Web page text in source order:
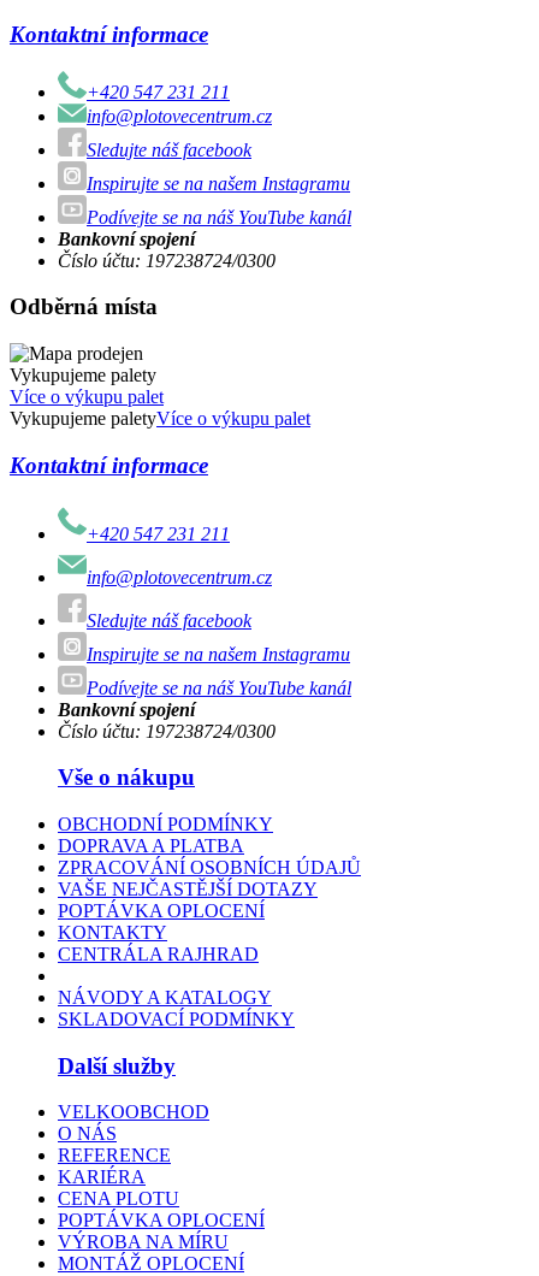
Kontaktní informace
+420 547 231 211
info@plotovecentrum.cz
Sledujte náš facebook
Inspirujte se na našem Instagramu
Podívejte se na náš YouTube kanál
Bankovní spojení
Číslo účtu: 197238724/0300
Odběrná místa
Vykupujeme palety
Více o výkupu palet
Vykupujeme paletyVíce o výkupu palet
Kontaktní informace
+420 547 231 211
info@plotovecentrum.cz
Sledujte náš facebook
Inspirujte se na našem Instagramu
Podívejte se na náš YouTube kanál
Bankovní spojení
Číslo účtu: 197238724/0300
Vše o nákupu
OBCHODNÍ PODMÍNKY
DOPRAVA A PLATBA
ZPRACOVÁNÍ OSOBNÍCH ÚDAJŮ
VAŠE NEJČASTĚJŠÍ DOTAZY
POPTÁVKA OPLOCENÍ
KONTAKTY
CENTRÁLA RAJHRAD
NÁVODY A KATALOGY
SKLADOVACÍ PODMÍNKY
Další služby
VELKOOBCHOD
O NÁS
REFERENCE
KARIÉRA
CENA PLOTU
POPTÁVKA OPLOCENÍ
VÝROBA NA MÍRU
MONTÁŽ OPLOCENÍ